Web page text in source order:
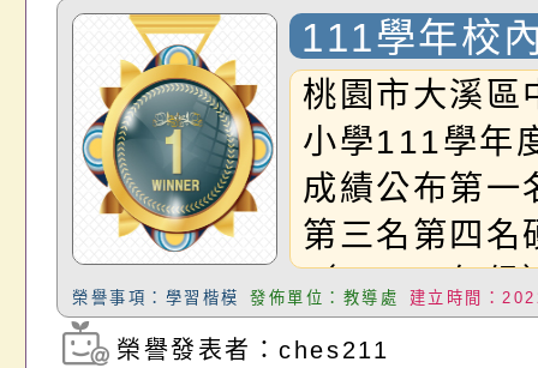
李盈蓁王雨霏
忠蘇伽芮林芊
林凡玉潘韋彤
語洪詠凌陳品
陳劭宇五忠沈
潁陳以柔林鈺
六忠蕭嘉萱尤
喬
111學年校
賽成績公告
桃園市大溪區
小學111學年
成績公布第一
第三名第四名
（二、三年級
王宥云說故事
榮譽事項：學習楷模 發佈單位：教導處 建立時間：
瀏覽次數：2773
榮譽發表者：ches211